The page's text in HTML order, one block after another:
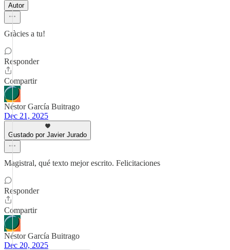
Autor
Gràcies a tu!
Responder
Compartir
Néstor García Buitrago
Dec 21, 2025
Gustado por Javier Jurado
Magistral, qué texto mejor escrito. Felicitaciones
Responder
Compartir
Néstor García Buitrago
Dec 20, 2025